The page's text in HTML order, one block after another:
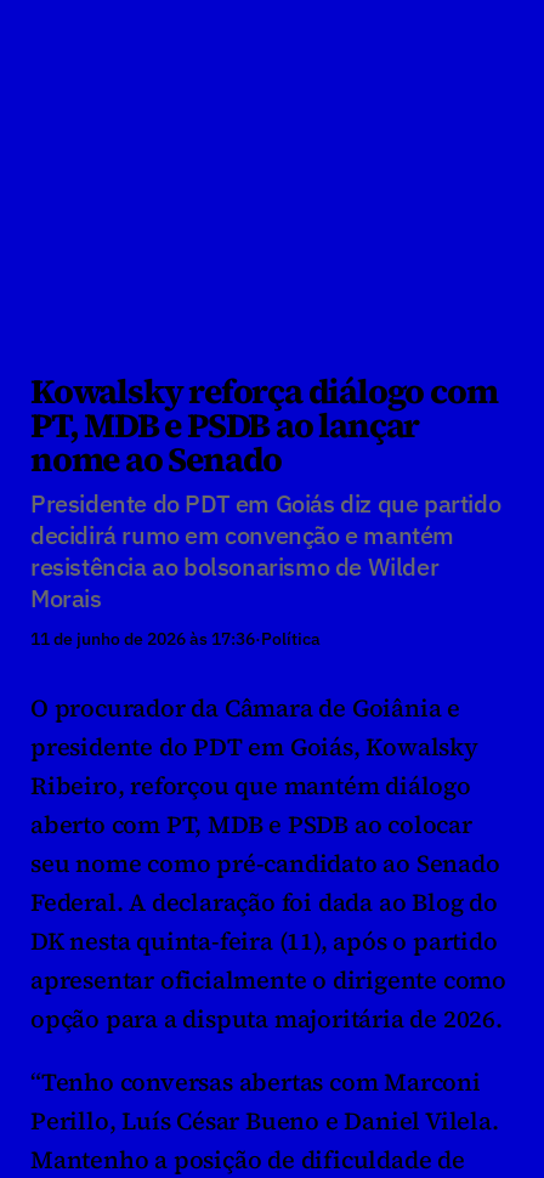
Kowalsky reforça diálogo com
PT, MDB e PSDB ao lançar
nome ao Senado
Presidente do PDT em Goiás diz que partido
decidirá rumo em convenção e mantém
resistência ao bolsonarismo de Wilder
Morais
11 de junho de 2026 às 17:36·Política
O procurador da Câmara de Goiânia e
presidente do PDT em Goiás, Kowalsky
Ribeiro, reforçou que mantém diálogo
aberto com PT, MDB e PSDB ao colocar
seu nome como pré-candidato ao Senado
Federal. A declaração foi dada ao Blog do
DK nesta quinta-feira (11), após o partido
apresentar oficialmente o dirigente como
opção para a disputa majoritária de 2026.
“Tenho conversas abertas com Marconi
Perillo, Luís César Bueno e Daniel Vilela.
Mantenho a posição de dificuldade de